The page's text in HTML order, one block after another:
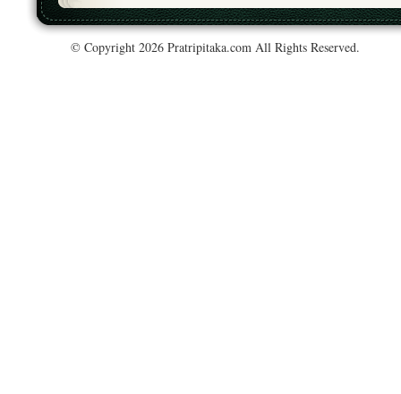
© Copyright 2026 Pratripitaka.com All Rights Reserved.